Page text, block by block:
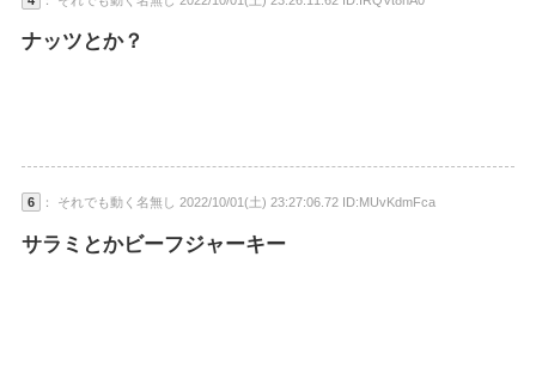
ナッツとか？
6 ： それでも動く名無し 2022/10/01(土) 23:27:06.72 ID:MUvKdmFca
サラミとかビーフジャーキー